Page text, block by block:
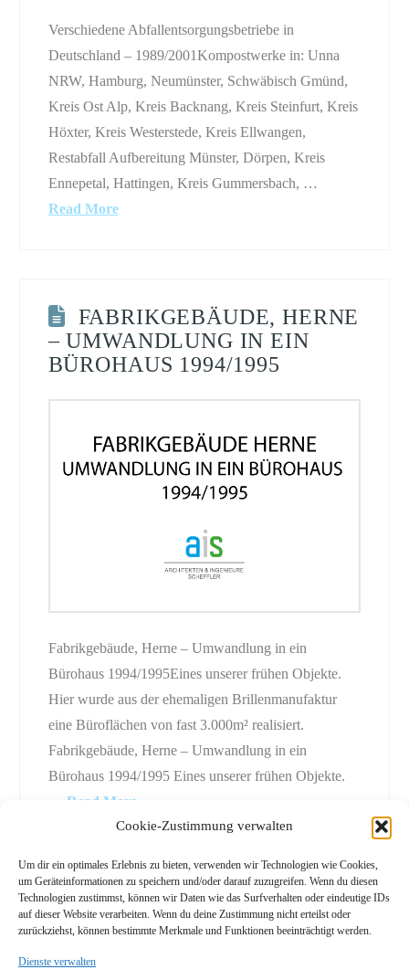
Cookie-Zustimmung verwalten
Um dir ein optimales Erlebnis zu bieten, verwenden wir Technologien wie Cookies,
um Geräteinformationen zu speichern und/oder darauf zuzugreifen. Wenn du diesen
Technologien zustimmst, können wir Daten wie das Surfverhalten oder eindeutige IDs
auf dieser Website verarbeiten. Wenn du deine Zustimmung nicht erteilst oder
zurückziehst, können bestimmte Merkmale und Funktionen beeinträchtigt werden.
Dienste verwalten
Verschiedene Abfallentsorgungsbetriebe in
Deutschland – 1989/2001Kompostwerke in: Unna
NRW, Hamburg, Neumünster, Schwäbisch Gmünd,
Kreis Ost Alp, Kreis Backnang, Kreis Steinfurt, Kreis
Höxter, Kreis Westerstede, Kreis Ellwangen,
Restabfall Aufbereitung Münster, Dörpen, Kreis
Ennepetal, Hattingen, Kreis Gummersbach, …
Read More
FABRIKGEBÄUDE, HERNE
– UMWANDLUNG IN EIN
BÜROHAUS 1994/1995
Fabrikgebäude, Herne – Umwandlung in ein
Bürohaus 1994/1995Eines unserer frühen Objekte.
Hier wurde aus der ehemaligen Brillenmanufaktur
eine Büroflächen von fast 3.000m² realisiert.
Fabrikgebäude, Herne – Umwandlung in ein
Bürohaus 1994/1995 Eines unserer frühen Objekte.
Read More